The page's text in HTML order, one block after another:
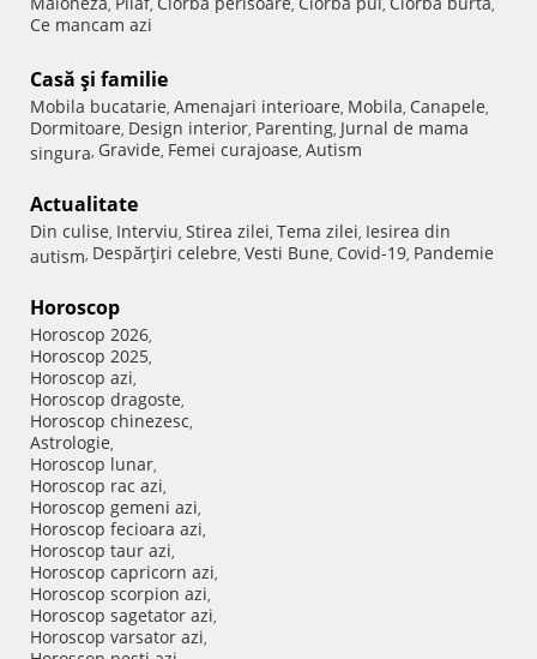
, , , , ,
Ce mancam azi
Casă şi familie
Mobila bucatarie, Amenajari interioare, Mobila, Canapele,
Dormitoare, Design interior, Parenting, Jurnal de mama
singura, Gravide, Femei curajoase, Autism
Actualitate
Din culise, Interviu, Stirea zilei, Tema zilei, Iesirea din
autism, Despărţiri celebre, Vesti Bune, Covid-19, Pandemie
Horoscop
Horoscop 2026,
Horoscop 2025,
Horoscop azi,
Horoscop dragoste,
Horoscop chinezesc,
Astrologie,
Horoscop lunar,
Horoscop rac azi,
Horoscop gemeni azi,
Horoscop fecioara azi,
Horoscop taur azi,
Horoscop capricorn azi,
Horoscop scorpion azi,
Horoscop sagetator azi,
Horoscop varsator azi,